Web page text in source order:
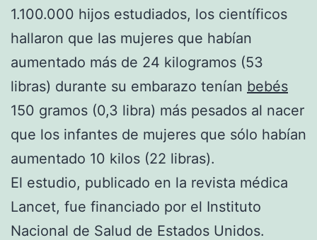
1.100.000 hijos estudiados, los científicos
hallaron que las mujeres que habían
aumentado más de 24 kilogramos (53
libras) durante su embarazo tenían bebés
150 gramos (0,3 libra) más pesados al nacer
que los infantes de mujeres que sólo habían
aumentado 10 kilos (22 libras).
El estudio, publicado en la revista médica
Lancet, fue financiado por el Instituto
Nacional de Salud de Estados Unidos.